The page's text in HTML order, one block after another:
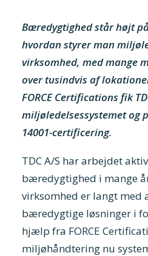
Bæredygtighed står højt på
hvordan styrer man
virksomhed, med mange
over tusindvis af
FORCE Certifications fik
miljøledelsessystemet og
14001-certificering.
TDC A/S har arbejdet
bæredygtighed i mange
virksomhed er langt med
bæredygtige løsninger i
hjælp fra FORCE
miljøhåndtering nu